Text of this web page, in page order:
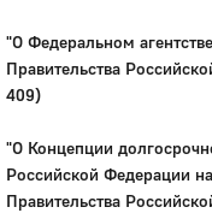
"О Федеральном
Правительства
409)
"О Концепции
Российской Федерации
Правительства